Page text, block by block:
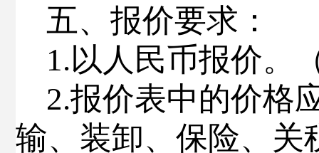
五、报价要求 ：
1.以人民币报价。
2.报价表中的价格
输、装卸、保险、关